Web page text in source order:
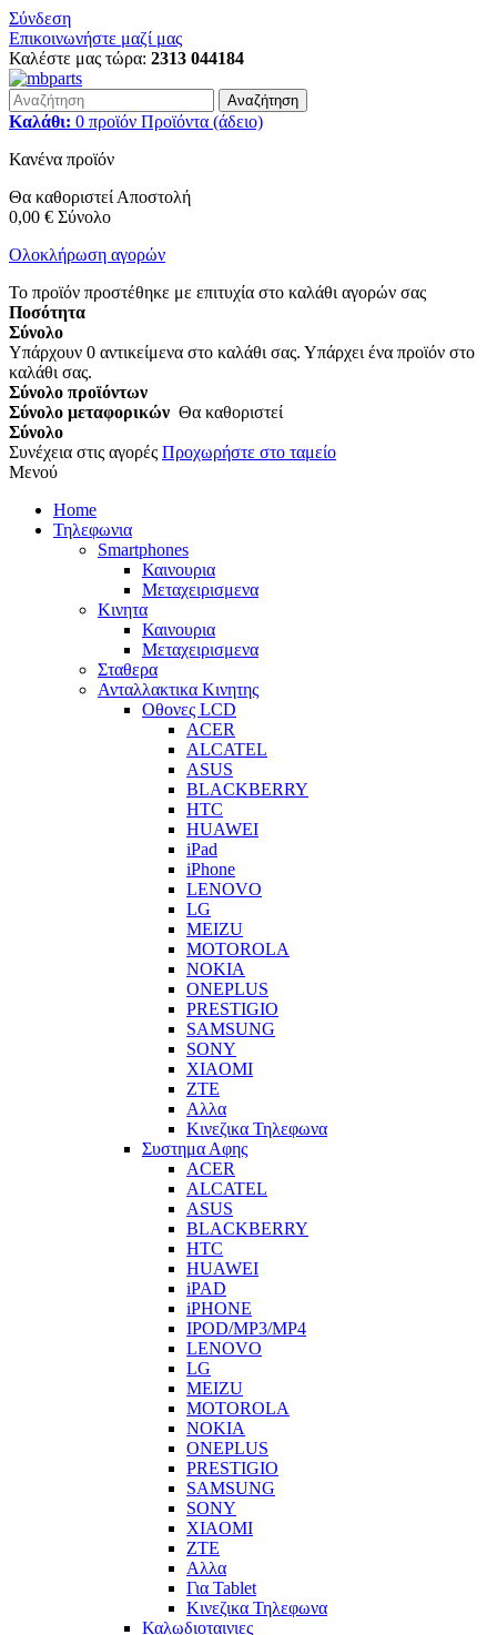
Σύνδεση
Επικοινωνήστε μαζί μας
Καλέστε μας τώρα: 2313 044184
Αναζήτηση
Καλάθι: 0 προϊόν Προϊόντα (άδειο)
Κανένα προϊόν
Θα καθοριστεί Αποστολή
0,00 € Σύνολο
Ολοκλήρωση αγορών
Το προϊόν προστέθηκε με επιτυχία στο καλάθι αγορών σας
Ποσότητα
Σύνολο
Υπάρχουν 0 αντικείμενα στο καλάθι σας. Υπάρχει ένα προϊόν στο
καλάθι σας.
Σύνολο προϊόντων
Σύνολο μεταφορικών Θα καθοριστεί
Σύνολο
Συνέχεια στις αγορές Προχωρήστε στο ταμείο
Μενού
Home
Τηλεφωνια
Smartphones
Καινουρια
Μεταχειρισμενα
Κινητα
Καινουρια
Μεταχειρισμενα
Σταθερα
Ανταλλακτικα Κινητης
Οθονες LCD
ACER
ALCATEL
ASUS
BLACKBERRY
HTC
HUAWEI
iPad
iPhone
LENOVO
LG
MEIZU
MOTOROLA
NOKIA
ONEPLUS
PRESTIGIO
SAMSUNG
SONY
XIAOMI
ZTE
Αλλα
Κινεζικα Τηλεφωνα
Συστημα Αφης
ACER
ALCATEL
ASUS
BLACKBERRY
HTC
HUAWEI
iPAD
iPHONE
IPOD/MP3/MP4
LENOVO
LG
MEIZU
MOTOROLA
NOKIA
ONEPLUS
PRESTIGIO
SAMSUNG
SONY
XIAOMI
ZTE
Αλλα
Για Tablet
Κινεζικα Τηλεφωνα
Καλωδιοταινιες